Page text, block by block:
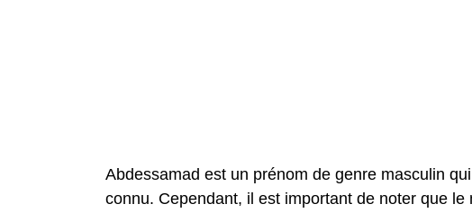
Abdessamad est un prénom de genre masculin
connu. Cependant, il est important de noter que